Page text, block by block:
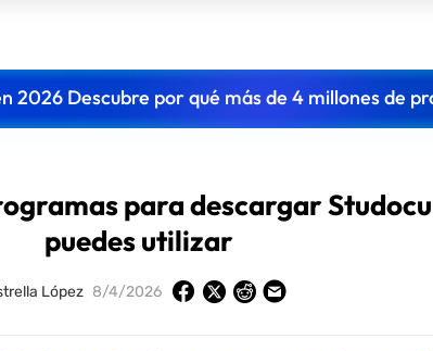
2026 Descubre por qué más de 4 millones de
para descargar
puedes utilizar
López 8/4/2026